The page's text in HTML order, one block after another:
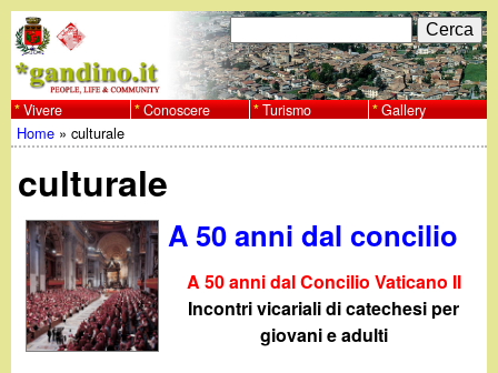
al
contenuto
w
w
w
g
F
o
r
d
i
r
C
e
r
c
Vivere Conoscere Turismo Gallery
sei
qui
Home »culturale
culturale
A 50 anni dal concilio
A 50 anni dal Concilio Vaticano II
Incontri vicariali di catechesi per
giovani e adulti